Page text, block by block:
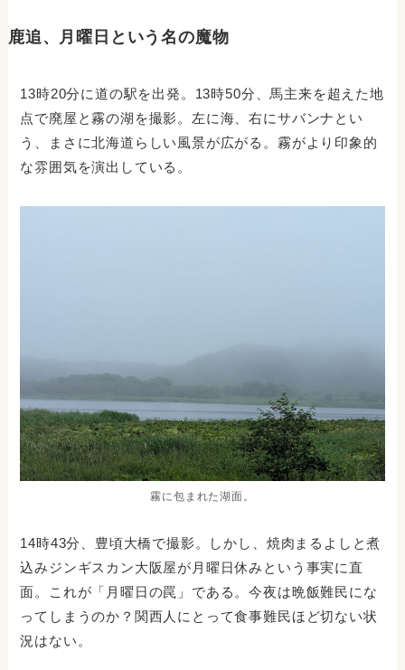
鹿追、月曜日という名の魔物
13時20分に道の駅を出発。13時50分、馬主来を超えた地
点で廃屋と霧の湖を撮影。左に海、右にサバンナとい
う、まさに北海道らしい風景が広がる。霧がより印象的
な雰囲気を演出している。
霧に包まれた湖面。
14時43分、豊頃大橋で撮影。しかし、焼肉まるよしと煮
込みジンギスカン大阪屋が月曜日休みという事実に直
面。これが「月曜日の罠」である。今夜は晩飯難民にな
ってしまうのか？関西人にとって食事難民ほど切ない状
況はない。